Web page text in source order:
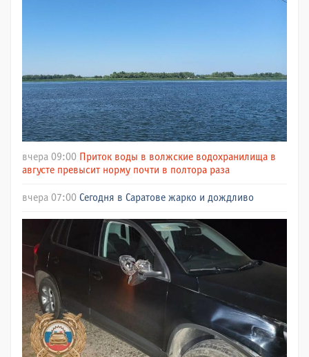
вчера 09:00 Приток воды в волжские водохранилища в
августе превысит норму почти в полтора раза
вчера 07:00 Сегодня в Саратове жарко и дождливо